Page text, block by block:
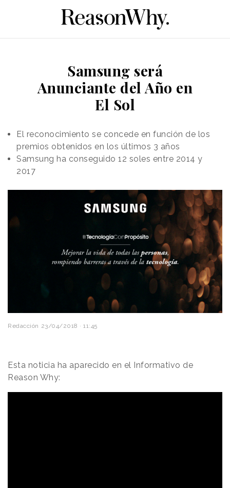
Samsung será
Anunciante del Año en
El Sol
El reconocimiento se concede en función de los
premios obtenidos en los últimos 3 años
Samsung ha conseguido 12 soles entre 2014 y
2017
Redacción 23/04/2018 · 11:45
Esta noticia ha aparecido en el Informativo de
Reason Why: